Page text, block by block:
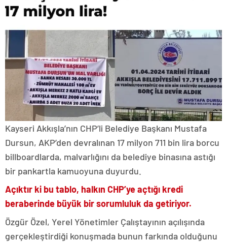
Kayseri Akkışla’nın CHP’li Belediye Başkanı Mustafa
Dursun, AKP’den devralınan 17 milyon 711 bin lira borcu
billboardlarda, malvarlığını da belediye binasına astığı
bir pankartla kamuoyuna duyurdu.
Açıktır ki bu tablo, halkın CHP’ye açtığı kredi
beraberinde büyük bir sorumluluk da getiriyor.
Özgür Özel, Yerel Yönetimler Çalıştayının açılışında
gerçekleştirdiği konuşmada bunun farkında olduğunu